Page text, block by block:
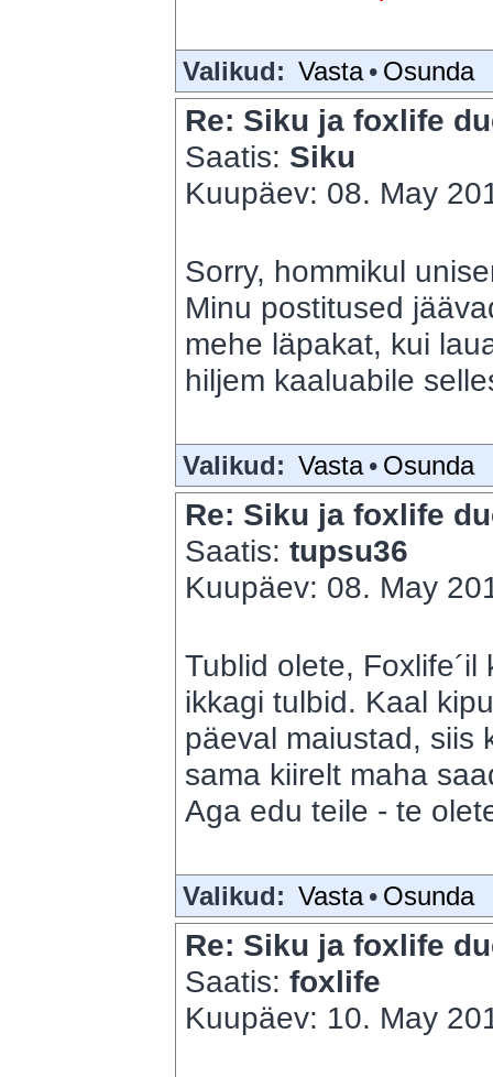
Valikud: Vasta • Osunda
Re: Siku ja foxlife
Saatis: Siku
Kuupäev: 08. May
Sorry, hommikul
Minu postitused
mehe läpakat, kui
hiljem kaaluabile
Valikud: Vasta • Osunda
Re: Siku ja foxlife
Saatis: tupsu36
Kuupäev: 08. May
Tublid olete,
ikkagi tulbid. Kaal
päeval maiustad, siis
sama kiirelt maha
Aga edu teile - te
Valikud: Vasta • Osunda
Re: Siku ja foxlife
Saatis: foxlife
Kuupäev: 10. May